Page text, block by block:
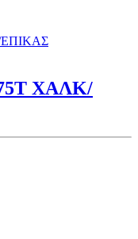
ΧΑΛΚ/